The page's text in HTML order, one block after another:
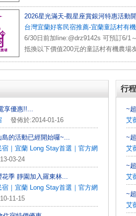
️2026星光滿天-觀星座賞銀河特惠活動
台灣宜蘭好客民宿推薦-宜蘭童話村有機
6/30日前加line:@drz9142s 可預訂6/
抵換以下價值200元的童話村有機農場
享優惠!!...
發佈於:2014-01-16
的活動已經開始囉~...
｜宜蘭 Long Stay首選｜官方網
03-24
季 靜園加入羅東林...
｜宜蘭 Long Stay首選｜官方網
11-15
行
~
艾
~
艾
~
艾
~
艾